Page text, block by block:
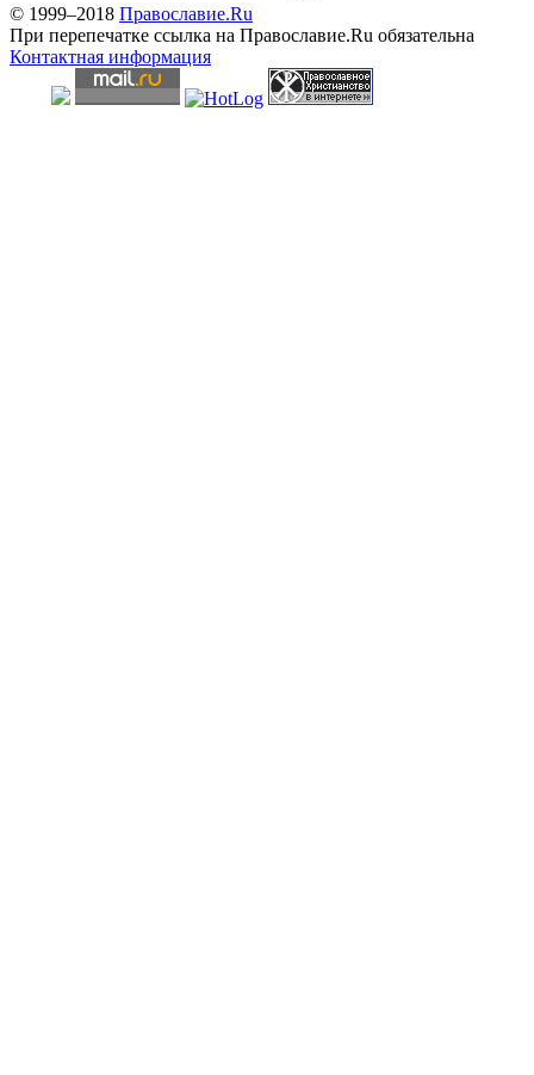
© 1999–2018 Православие.Ru
При перепечатке ссылка на Православие.Ru обязательна
Контактная информация